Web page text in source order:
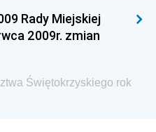
Pracy i Polityki
Lotnictwa Cywilnego
Rady Miejskiej
2009r. zmian
Świętokrzyskiego rok